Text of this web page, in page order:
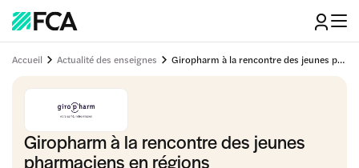
Accueil Actualité des enseignes Giropharm à la rencontre des jeunes pharmaciens en régions
Giropharm à la rencontre des jeunes
pharmaciens en régions